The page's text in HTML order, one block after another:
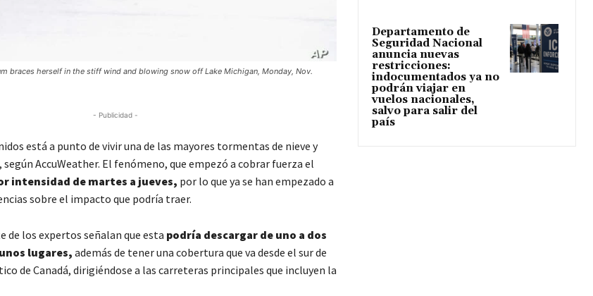
braces herself in the stiff wind and blowing snow off Lake Michigan, Monday, Nov.
- Publicidad -
está a punto de vivir una de las mayores tormentas de nieve y
según AccuWeather. El fenómeno, que empezó a cobrar fuerza el
intensidad de martes a jueves, por lo que ya se han empezado a
sobre el impacto que podría traer.
de los expertos señalan que esta podría descargar de uno a dos
lugares, además de tener una cobertura que va desde el sur de
de Canadá, dirigiéndose a las carreteras principales que incluyen la
Departamento de
Seguridad Nacional
anuncia nuevas
restricciones:
indocumentados ya no
podrán viajar en
vuelos nacionales,
salvo para salir del
país